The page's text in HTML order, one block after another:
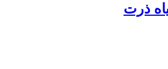
ذرت